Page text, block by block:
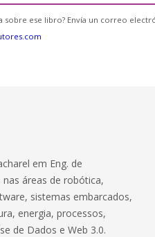
sobre ese libro? Envía un correo
em Eng. de
áreas de robótica,
sistemas embarcados,
energia, processos,
de Dados e Web 3.0.